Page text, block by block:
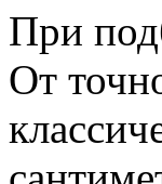
При
От